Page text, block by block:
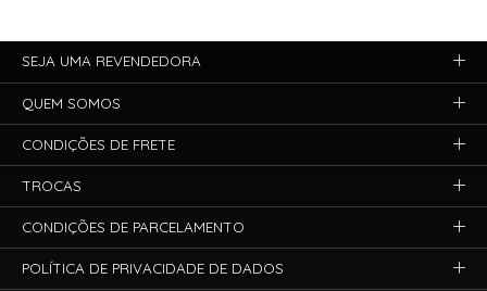
SEJA UMA REVENDEDORA
QUEM SOMOS
CONDIÇÕES DE FRETE
TROCAS
CONDIÇÕES DE PARCELAMENTO
POLÍTICA DE PRIVACIDADE DE DADOS